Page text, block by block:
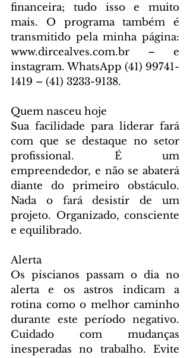
financeira; tudo isso e muito
mais. O programa também é
transmitido pela minha página:
www.dircealves.com.br – e
instagram. WhatsApp (41) 99741-
1419 – (41) 3233-9138.
Quem nasceu hoje
Sua facilidade para liderar fará
com que se destaque no setor
profissional. É um
empreendedor, e não se abaterá
diante do primeiro obstáculo.
Nada o fará desistir de um
projeto. Organizado, consciente
e equilibrado.
Alerta
Os piscianos passam o dia no
alerta e os astros indicam a
rotina como o melhor caminho
durante este período negativo.
Cuidado com mudanças
inesperadas no trabalho. Evite